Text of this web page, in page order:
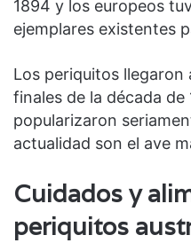
1894 y los europeos
ejemplares existentes
Los periquitos llegaron
finales de la década de
popularizaron
actualidad son el ave
Cuidados y
periquitos